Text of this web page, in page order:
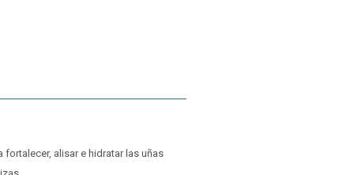
alisar e hidratar las uñas